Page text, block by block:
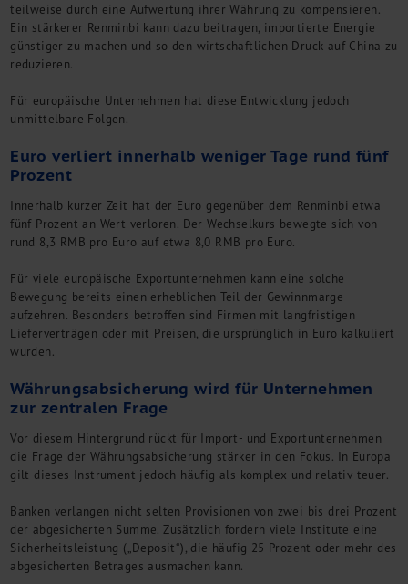
teilweise durch eine Aufwertung ihrer Währung zu kompensieren.
Ein stärkerer Renminbi kann dazu beitragen, importierte Energie
günstiger zu machen und so den wirtschaftlichen Druck auf China zu
reduzieren.
Für europäische Unternehmen hat diese Entwicklung jedoch
unmittelbare Folgen.
Euro verliert innerhalb weniger Tage rund fünf
Prozent
Innerhalb kurzer Zeit hat der Euro gegenüber dem Renminbi etwa
fünf Prozent an Wert verloren. Der Wechselkurs bewegte sich von
rund 8,3 RMB pro Euro auf etwa 8,0 RMB pro Euro.
Für viele europäische Exportunternehmen kann eine solche
Bewegung bereits einen erheblichen Teil der Gewinnmarge
aufzehren. Besonders betroffen sind Firmen mit langfristigen
Lieferverträgen oder mit Preisen, die ursprünglich in Euro kalkuliert
wurden.
Währungsabsicherung wird für Unternehmen
zur zentralen Frage
Vor diesem Hintergrund rückt für Import- und Exportunternehmen
die Frage der Währungsabsicherung stärker in den Fokus. In Europa
gilt dieses Instrument jedoch häufig als komplex und relativ teuer.
Banken verlangen nicht selten Provisionen von zwei bis drei Prozent
der abgesicherten Summe. Zusätzlich fordern viele Institute eine
Sicherheitsleistung („Deposit“), die häufig 25 Prozent oder mehr des
abgesicherten Betrages ausmachen kann.